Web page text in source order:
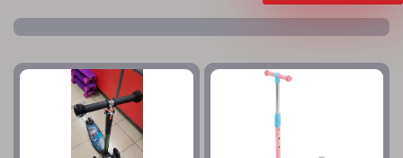
Взрослые самокаты
Детские самокаты